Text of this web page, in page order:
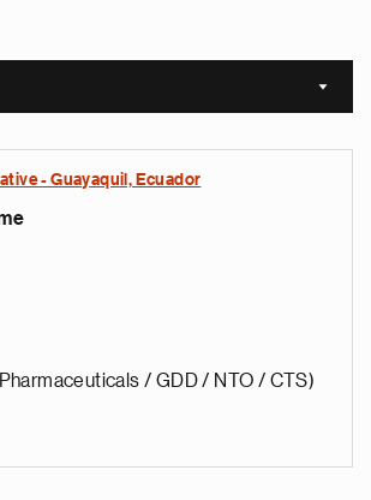
Sort
- Guayaquil, Ecuador
/ GDD / NTO / CTS)